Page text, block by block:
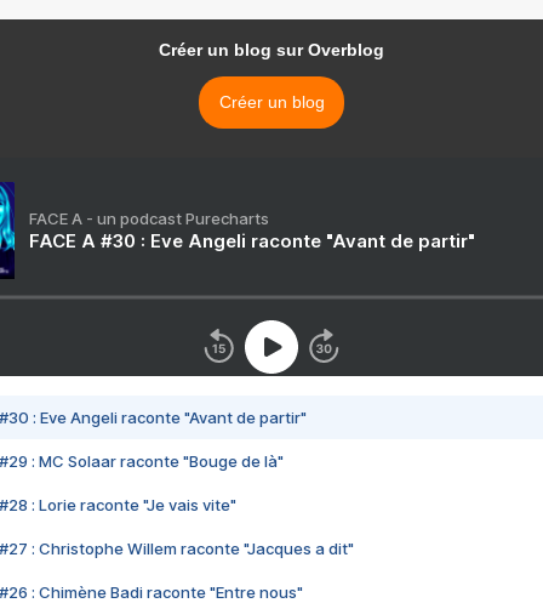
Créer un blog sur Overblog
Créer un blog
FACE A - un podcast Purecharts
FACE A #30 : Eve Angeli raconte "Avant de partir"
#30 : Eve Angeli raconte "Avant de partir"
#29 : MC Solaar raconte "Bouge de là"
#28 : Lorie raconte "Je vais vite"
#27 : Christophe Willem raconte "Jacques a dit"
#26 : Chimène Badi raconte "Entre nous"